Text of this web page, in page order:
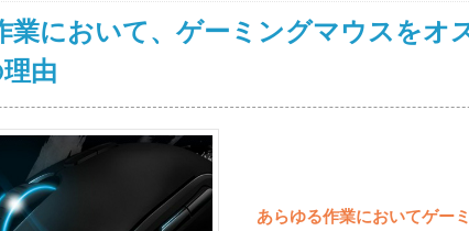
業において、ゲーミングマウスをオ
由
あらゆる作業においてゲー